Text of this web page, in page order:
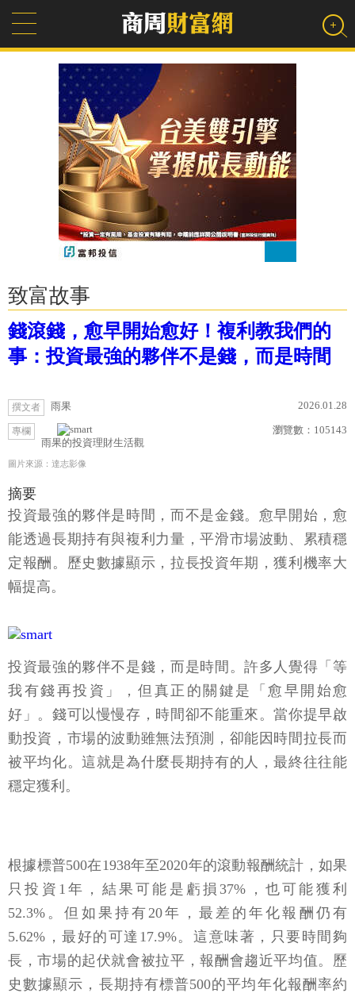
致富故事
錢滾錢，愈早開始愈好！複利教我們的
事：投資最強的夥伴不是錢，而是時間
撰文者 雨果 2026.01.28
專欄
雨果的投資理財生活觀
瀏覽數： 105143
圖片來源：達志影像
摘要
投資最強的夥伴是時間，而不是金錢。愈早開始，愈
能透過長期持有與複利力量，平滑市場波動、累積穩
定報酬。歷史數據顯示，拉長投資年期，獲利機率大
幅提高。
投資最強的夥伴不是錢，而是時間。許多人覺得「等
我有錢再投資」，但真正的關鍵是「愈早開始愈
好」。錢可以慢慢存，時間卻不能重來。當你提早啟
動投資，市場的波動雖無法預測，卻能因時間拉長而
被平均化。這就是為什麼長期持有的人，最終往往能
穩定獲利。
根據標普500在1938年至2020年的滾動報酬統計，如果
只投資1年，結果可能是虧損37%，也可能獲利
52.3%。但如果持有20年，最差的年化報酬仍有
5.62%，最好的可達17.9%。這意味著，只要時間夠
長，市場的起伏就會被拉平，報酬會趨近平均值。歷
史數據顯示，長期持有標普500的平均年化報酬率約